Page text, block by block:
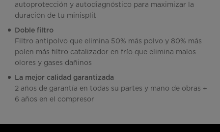
autoprotección y autodiagnóstico para maximizar la
duración de tu minisplit
Doble filtro
Filtro antipolvo que elimina 50% más polvo y 80% más
polen más filtro catalizador en frío que elimina malos
olores y gases dañinos
La mejor calidad garantizada
2 años de garantía en todas su partes y mano de obras +
6 años en el compresor